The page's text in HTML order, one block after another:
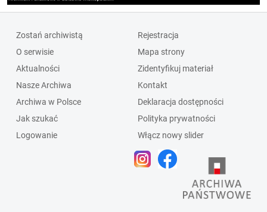
Zostań archiwistą
O serwisie
Aktualności
Nasze Archiwa
Archiwa w Polsce
Jak szukać
Logowanie
Rejestracja
Mapa strony
Zidentyfikuj materiał
Kontakt
Deklaracja dostępności
Polityka prywatności
Włącz nowy slider